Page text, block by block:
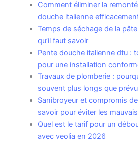
Comment éliminer la
douche italienne
Temps de séchage de la
qu’il faut savoir
Pente douche italienne dtu :
pour une installation
Travaux de plomberie :
souvent plus longs que prévu
Sanibroyeur et compromis
savoir pour éviter les
Quel est le tarif pour un
avec veolia en 2026